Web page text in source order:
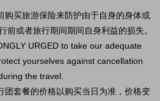
购买旅游保险来防护由于自身的身体或
前或者旅行期间期间自身利益的损失。
URGED to take our adequate
yourselves against cancellation
the travel.
团套餐的价格以购买当日为准，价格变